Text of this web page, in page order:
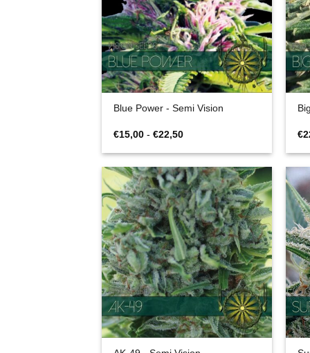
Blue Power - Semi Vision
€15,00 - €22,50Fascia
prezzo:
€15,00
a
€22,50
€